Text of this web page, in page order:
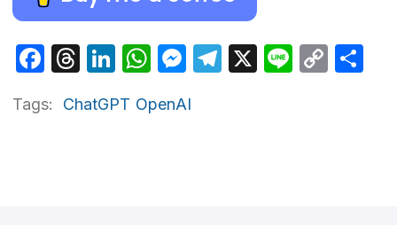
Facebook
Threads
LinkedIn
WhatsApp
Messenger
Telegram
X LineCopy
Tags: ChatGPT OpenAI